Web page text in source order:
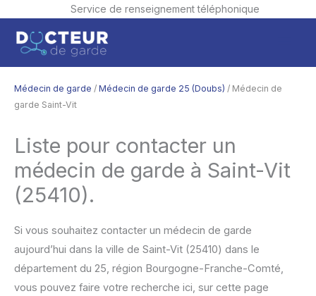
Service de renseignement téléphonique
contenu
Médecin de garde / Médecin de garde 25 (Doubs) / Médecin de
garde Saint-Vit
Liste pour contacter un
médecin de garde à Saint-Vit
(25410).
Si vous souhaitez contacter un médecin de garde
aujourd’hui dans la ville de Saint-Vit (25410) dans le
département du 25, région Bourgogne-Franche-Comté,
vous pouvez faire votre recherche ici, sur cette page